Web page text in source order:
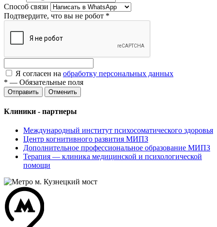
Способ связи
Подтвердите, что вы не робот *
Я согласен на обработку персональных данных
* — Обязательные поля
Отменить
Клиники - партнеры
Международный институт психосоматического здоровья
Центр когнитивного развития МИПЗ
Дополнительное профессиональное образование МИПЗ
Терапия — клиника медицинской и психологической
помощи
м. Кузнецкий мост